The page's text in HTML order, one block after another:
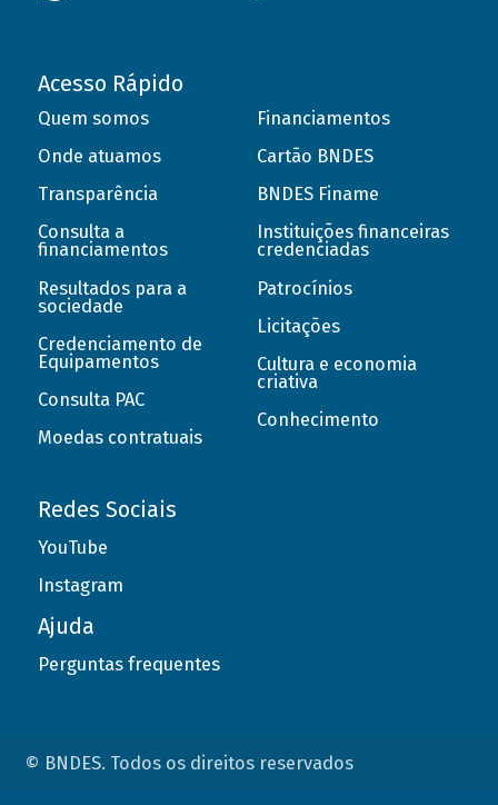
Acesso Rápido
Quem somos
Onde atuamos
Transparência
Consulta a
financiamentos
Resultados para a
sociedade
Credenciamento de
Equipamentos
Consulta PAC
Moedas contratuais
Financiamentos
Cartão BNDES
BNDES Finame
Instituições financeiras
credenciadas
Patrocínios
Licitações
Cultura e economia
criativa
Conhecimento
Redes Sociais
YouTube
Instagram
Ajuda
Perguntas frequentes
© BNDES. Todos os direitos reservados